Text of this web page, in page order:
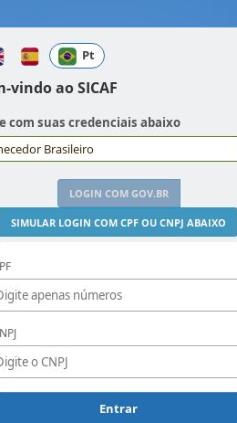
Pt
vindo ao SICAF
com suas credenciais abaixo
Brasileiro
LOGIN COM GOV.BR
SIMULAR LOGIN COM CPF OU CNPJ ABAIXO
Entrar